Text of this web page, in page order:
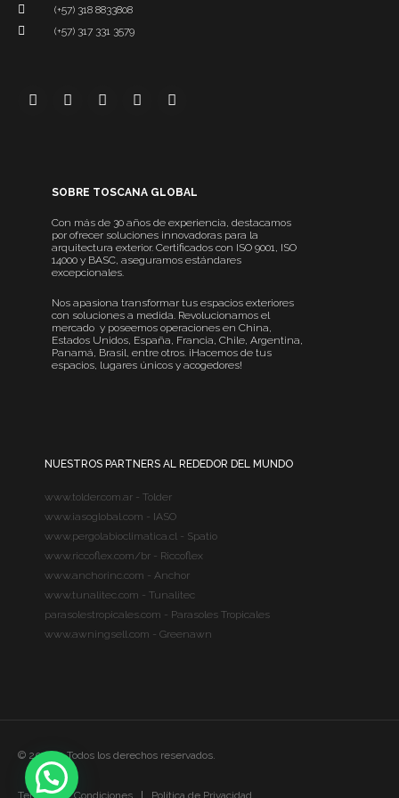
(+57) 318 8833808
(+57) 317 331 3579
SOBRE TOSCANA GLOBAL
Con más de 30 años de experiencia, destacamos
por ofrecer soluciones innovadoras para la
arquitectura exterior. Certificados con ISO 9001, ISO
14000 y BASC, aseguramos estándares
excepcionales.
Nos apasiona transformar tus espacios exteriores
con soluciones a medida. Revolucionamos el
mercado y poseemos operaciones en China,
Estados Unidos, España, Francia, Chile, Argentina,
Panamá, Brasil, entre otros. ¡Hacemos de tus
espacios, lugares únicos y acogedores!
NUESTROS PARTNERS AL REDEDOR DEL MUNDO
www.tolder.com.ar - Tolder
www.iasoglobal.com - IASO
www.pergolabioclimatica.cl - Spatio
www.riccoflex.com/br - Riccoflex
www.anchorinc.com - Anchor
www.tunalitec.com - Tunalitec
parasolestropicales.com - Parasoles Tropicales
www.awningsell.com - Greenawn
© 2020 – Todos los derechos reservados.
Terminos y Condiciones Política de Privacidad